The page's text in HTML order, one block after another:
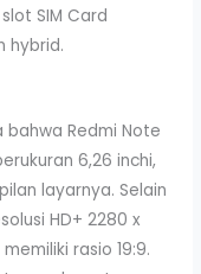
SIM Card
hybrid.
Redmi Note
6,26 inchi,
layarnya. Selain
HD+ 2280 x
rasio 19:9.